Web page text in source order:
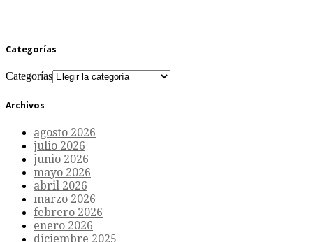
Categorías
Categorías
Archivos
agosto 2026
julio 2026
junio 2026
mayo 2026
abril 2026
marzo 2026
febrero 2026
enero 2026
diciembre 2025